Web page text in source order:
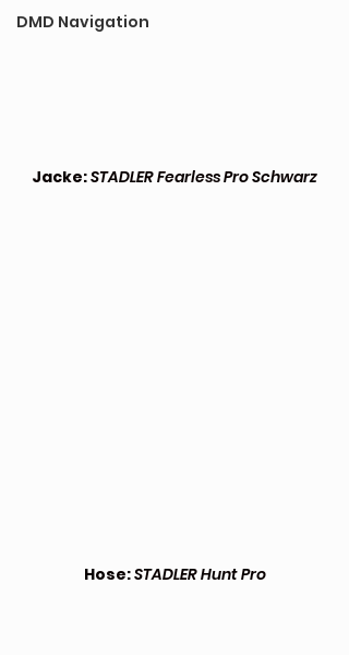
DMD Navigation
Jacke:STADLER Fearless Pro Schwarz
Hose:STADLER Hunt Pro